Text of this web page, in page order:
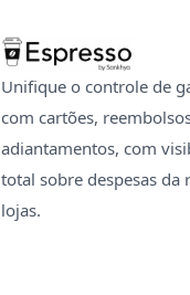
Unifique o controle de
com cartões,
adiantamentos, com
total sobre despesas da
lojas.